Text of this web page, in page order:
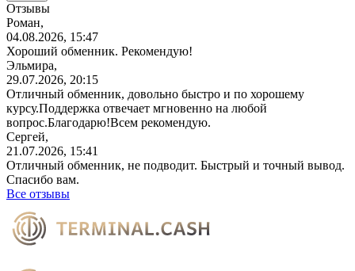
Отзывы
Роман,
04.08.2026, 15:47
Хороший обменник. Рекомендую!
Эльмира,
29.07.2026, 20:15
Отличный обменник, довольно быстро и по хорошему
курсу.Поддержка отвечает мгновенно на любой
вопрос.Благодарю!Всем рекомендую.
Сергей,
21.07.2026, 15:41
Отличный обменник, не подводит. Быстрый и точный вывод.
Спасибо вам.
Все отзывы